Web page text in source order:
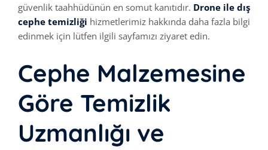
güvenlik taahhüdünün en somut kanıtıdır. Drone ile dış
cephe temizliği hizmetlerimiz hakkında daha fazla bilgi
edinmek için lütfen ilgili sayfamızı ziyaret edin.
Cephe Malzemesine
Göre Temizlik
Uzmanlığı ve